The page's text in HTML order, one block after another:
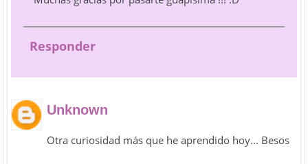
Responder
Unknown
Otra curiosidad más que he aprendido hoy... Besos